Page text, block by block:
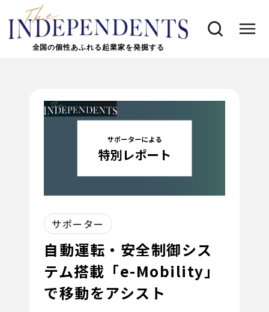
全国の個性あふれる起業家を発掘する
サポーター
自動運転・安全制御シス
テム搭載「e-Mobility」
で移動をアシスト